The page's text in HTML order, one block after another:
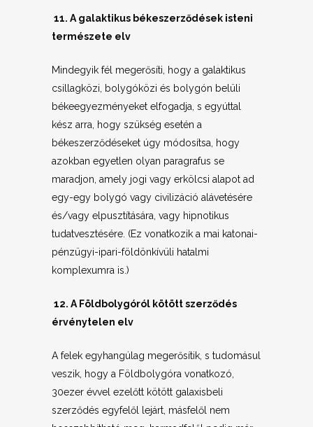
11. A galaktikus békeszerződések isteni
természete elv
Mindegyik fél megerősíti, hogy a galaktikus
csillagközi, bolygóközi és bolygón belüli
békeegyezményeket elfogadja, s egyúttal
kész arra, hogy szükség esetén a
békeszerződéseket úgy módosítsa, hogy
azokban egyetlen olyan paragrafus se
maradjon, amely jogi vagy erkölcsi alapot ad
egy-egy bolygó vagy civilizáció alávetésére
és/vagy elpusztítására, vagy hipnotikus
tudatvesztésére. (Ez vonatkozik a mai katonai-
pénzügyi-ipari-földönkívüli hatalmi
komplexumra is.)
12. A Földbolygóról kötött szerződés
érvénytelen elv
A felek egyhangúlag megerősítik, s tudomásul
veszik, hogy a Földbolygóra vonatkozó,
30ezer évvel ezelőtt kötött galaxisbeli
szerződés egyfelől lejárt, másfelől nem